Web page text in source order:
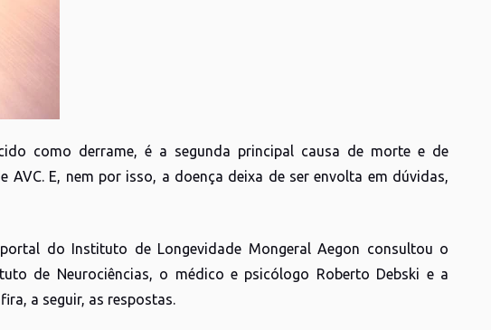
como derrame, é a segunda principal causa de morte e de
E, nem por isso, a doença deixa de ser envolta em dúvidas,
do Instituto de Longevidade Mongeral Aegon consultou o
de Neurociências, o médico e psicólogo Roberto Debski e a
a seguir, as respostas.